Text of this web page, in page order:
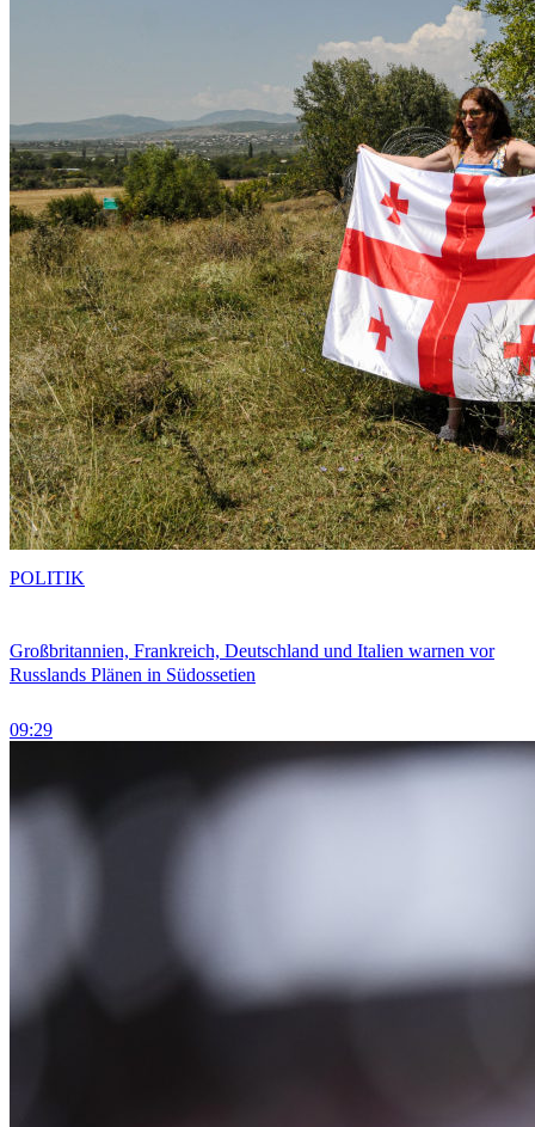
Großbritannien, Frankreich, Deutschland und Italien warnen vor
Russlands Plänen in Südossetien
09:29
POLITIK